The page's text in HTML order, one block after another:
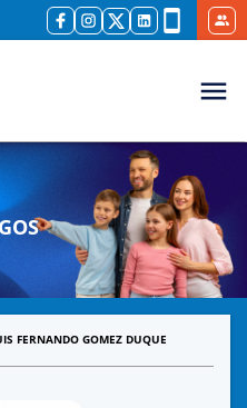
FERNANDO GOMEZ DUQUE